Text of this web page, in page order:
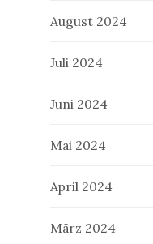
August 2024
Juli 2024
Juni 2024
Mai 2024
April 2024
März 2024